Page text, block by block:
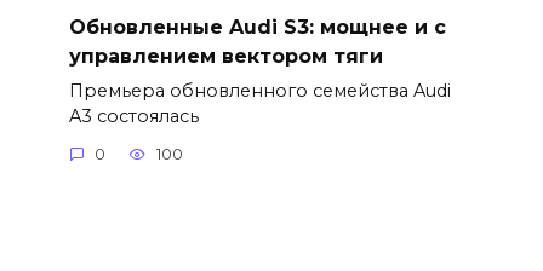
Обновленные Audi S3: мощнее и с
управлением вектором тяги
Премьера обновленного семейства Audi
A3 состоялась
0 100